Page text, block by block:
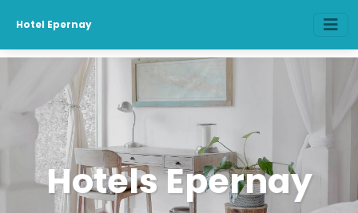
Hotel Epernay
Hotels Epernay